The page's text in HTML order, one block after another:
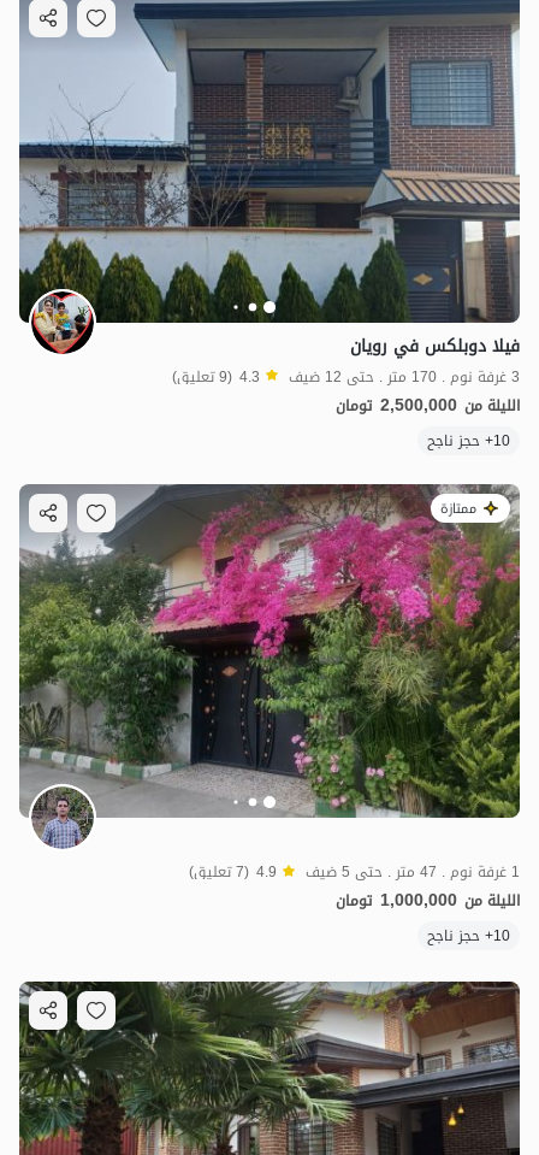
2.5مليون ت 4.3
فيلا دوبلكس في رويان
3 غرفة نوم . 170 متر . حتى 12 ضيف 4.3 (9 تعليق)
الليلة من 2,500,000 تومان
10+ حجز ناجح
ممتازة
1 غرفة نوم . 47 متر . حتى 5 ضيف 4.9 (7 تعليق)
الليلة من 1,000,000 تومان
10+ حجز ناجح